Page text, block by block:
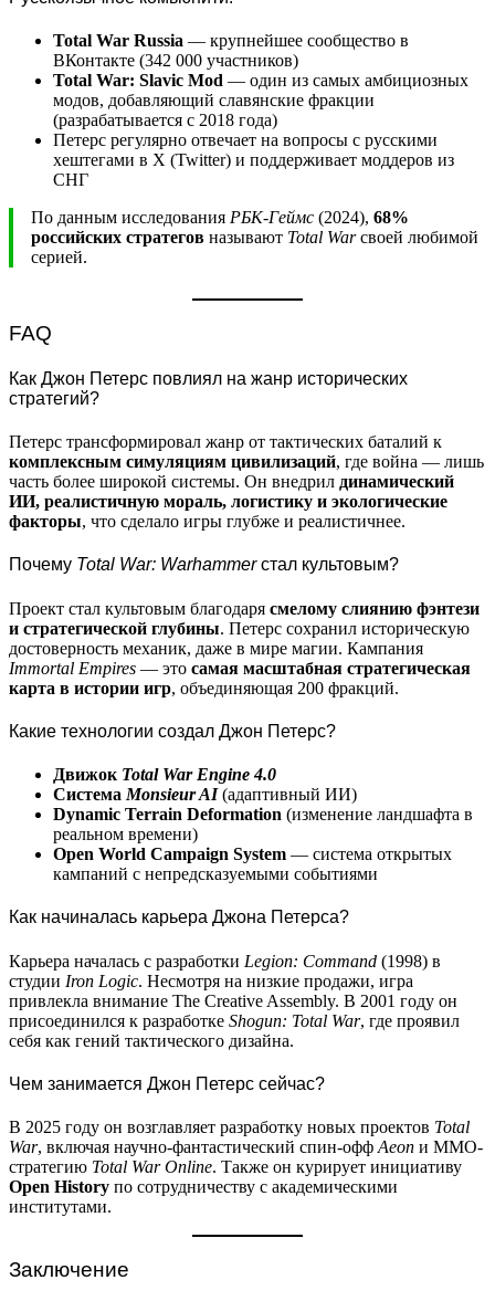
Total War Russia — крупнейшее сообщество в
ВКонтакте (342 000 участников)
Total War: Slavic Mod — один из самых амбициозных
модов, добавляющий славянские фракции
(разрабатывается с 2018 года)
Петерс регулярно отвечает на вопросы с русскими
хештегами в X (Twitter) и поддерживает моддеров из
СНГ
По данным исследования РБК-Геймс (2024), 68%
российских стратегов называют Total Warсвоей любимой
серией.
FAQ
Как Джон Петерс повлиял на жанр исторических
стратегий?
Петерс трансформировал жанр от тактических баталий к
комплексным симуляциям цивилизаций, где война — лишь
часть более широкой системы. Он внедрил динамический
ИИ, реалистичную мораль, логистику и экологические
факторы, что сделало игры глубже и реалистичнее.
Почему Total War: Warhammerстал культовым?
Проект стал культовым благодаря смелому слиянию фэнтези
и стратегической глубины. Петерс сохранил историческую
достоверность механик, даже в мире магии. Кампания
Immortal Empires — это самая масштабная стратегическая
карта в истории игр, объединяющая 200 фракций.
Какие технологии создал Джон Петерс?
Движок Total War Engine 4.0
Система Monsieur AI(адаптивный ИИ)
Dynamic Terrain Deformation (изменение ландшафта в
реальном времени)
Open World Campaign System — система открытых
кампаний с непредсказуемыми событиями
Как начиналась карьера Джона Петерса?
Карьера началась с разработки Legion: Command (1998) в
студии Iron Logic. Несмотря на низкие продажи, игра
привлекла внимание The Creative Assembly. В 2001 году он
присоединился к разработке Shogun: Total War, где проявил
себя как гений тактического дизайна.
Чем занимается Джон Петерс сейчас?
В 2025 году он возглавляет разработку новых проектов Total
War, включая научно-фантастический спин-офф Aeon и MMO-
стратегию Total War Online. Также он курирует инициативу
Open History по сотрудничеству с академическими
институтами.
Заключение